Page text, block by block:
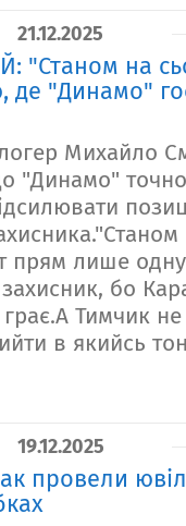
21.12.2025
на
де "Динамо"
Михайло
"Динамо"
прям лише одну
бо
Тимчик
в якийсь
19.12.2025
провели